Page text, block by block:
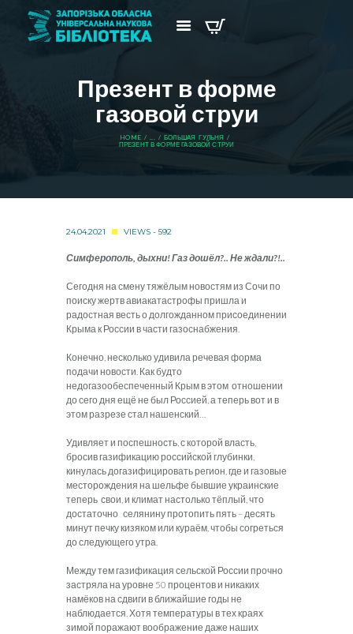
Презент в форме
газовой струи
HOME ...
БОЛЬШАЯ ГУЛЬНЯ
ПРЕЗЕНТ В ФОРМЕ ГАЗОВОЙ СТРУИ
24.04.2021 VIEWS - 592
Симферополь, дыхни! Газ дошёл?.. Не ждали?!..
Сегодня на смену тяжёлым новостям из Сочи по
поиску жертв авиакатастрофы пришла и
радостная весть о долгожданном присоединении
Крыма к России в части газоснабжения.
Конечно, несколько удивила речевая форма
подачи новости. Как будто
недогазообеспеченный Крым в этом отношении
до сего дня ещё не был Россией, а теперь вот и в
этом разрезе стал нашенский…
Удивляет и поспешность, с которой власть,
бросив газификацию российской глубинки,
кинулась догазифицировать регион, где и газовые
месторождения на шельфе бывшие украинские
теперь свои, и климат настолько тёплый, что
достаточно селянину протопить пять – десять
минут печку кизяком или кураём, чтобы согреться
до следующего утра.
Между тем газификация сельской России прочно
застряла на уровне 50 процентов и никаких
намёков на сдвиги в ближайшие годы не
наблюдается. Хотя температуры в тех краях
зимой поражают воображение даже наших